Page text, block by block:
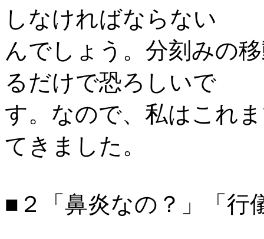
しなければならない
んでしょう。分刻みの
るだけで恐ろしいで
す。なので、私はこれ
てきました。
■２「鼻炎なの？」「行